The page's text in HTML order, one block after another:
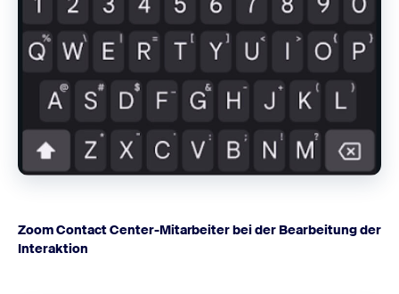
Zoom Contact Center-Mitarbeiter bei der Bearbeitung der
Interaktion